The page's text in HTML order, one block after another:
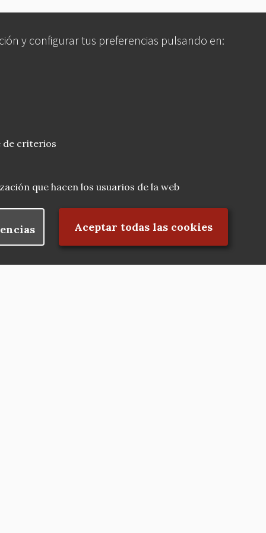
y configurar tus preferencias pulsando en:
de criterios
que hacen los usuarios de la web
Aceptar todas las cookies
Rechazar el consentimiento